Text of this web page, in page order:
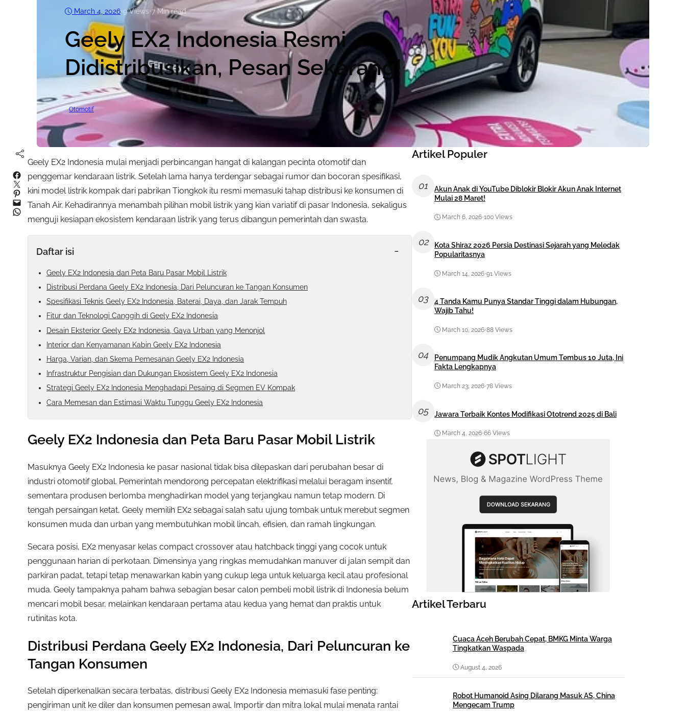
March 4, 2026•9Views•7 Min read
Geely EX2 Indonesia Resmi
Didistribusikan, Pesan Sekarang!
Otomotif
Facebook
Twitter
Pinterest
Mail
WhatsApp
Geely EX2 Indonesia mulai menjadi perbincangan hangat di kalangan pecinta otomotif dan
penggemar kendaraan listrik. Setelah lama hanya terdengar sebagai rumor dan bocoran spesifikasi,
kini model listrik kompak dari pabrikan Tiongkok itu resmi memasuki tahap distribusi ke konsumen di
Tanah Air. Kehadirannya menambah pilihan mobil listrik yang kian variatif di pasar Indonesia, sekaligus
menguji kesiapan ekosistem kendaraan listrik yang terus dibangun pemerintah dan swasta.
Daftar isi -
Geely EX2 Indonesia dan Peta Baru Pasar Mobil Listrik
Distribusi Perdana Geely EX2 Indonesia, Dari Peluncuran ke Tangan Konsumen
Spesifikasi Teknis Geely EX2 Indonesia, Baterai, Daya, dan Jarak Tempuh
Fitur dan Teknologi Canggih di Geely EX2 Indonesia
Desain Eksterior Geely EX2 Indonesia, Gaya Urban yang Menonjol
Interior dan Kenyamanan Kabin Geely EX2 Indonesia
Harga, Varian, dan Skema Pemesanan Geely EX2 Indonesia
Infrastruktur Pengisian dan Dukungan Ekosistem Geely EX2 Indonesia
Strategi Geely EX2 Indonesia Menghadapi Pesaing di Segmen EV Kompak
Cara Memesan dan Estimasi Waktu Tunggu Geely EX2 Indonesia
Geely EX2 Indonesia dan Peta Baru Pasar Mobil Listrik
Masuknya Geely EX2 Indonesia ke pasar nasional tidak bisa dilepaskan dari perubahan besar di
industri otomotif global. Pemerintah mendorong percepatan elektrifikasi melalui beragam insentif,
sementara produsen berlomba menghadirkan model yang terjangkau namun tetap modern. Di
tengah persaingan ketat, Geely memilih EX2 sebagai salah satu ujung tombak untuk merebut segmen
konsumen muda dan urban yang membutuhkan mobil lincah, efisien, dan ramah lingkungan.
Secara posisi, EX2 menyasar kelas compact crossover atau hatchback tinggi yang cocok untuk
penggunaan harian di perkotaan. Dimensinya yang ringkas memudahkan manuver di jalan sempit dan
parkiran padat, tetapi tetap menawarkan kabin yang cukup lega untuk keluarga kecil atau profesional
muda. Geely tampaknya paham bahwa sebagian besar calon pembeli mobil listrik di Indonesia belum
mencari mobil besar, melainkan kendaraan pertama atau kedua yang hemat dan praktis untuk
rutinitas kota.
Distribusi Perdana Geely EX2 Indonesia, Dari Peluncuran ke
Tangan Konsumen
Setelah diperkenalkan secara terbatas, distribusi Geely EX2 Indonesia memasuki fase penting:
pengiriman unit ke diler dan konsumen pemesan awal. Importir dan mitra lokal mulai menata rantai
Artikel Populer
01
Akun Anak di YouTube Diblokir Blokir Akun Anak Internet
Mulai 28 Maret!
March 6, 2026•100 Views
02
Kota Shiraz 2026 Persia Destinasi Sejarah yang Meledak
Popularitasnya
March 14, 2026•91 Views
03
4 Tanda Kamu Punya Standar Tinggi dalam Hubungan,
Wajib Tahu!
March 10, 2026•88 Views
04
Penumpang Mudik Angkutan Umum Tembus 10 Juta, Ini
Fakta Lengkapnya
March 23, 2026•78 Views
05 Jawara Terbaik Kontes Modifikasi Ototrend 2025 di Bali
March 4, 2026•66 Views
Artikel Terbaru
Cuaca Aceh Berubah Cepat, BMKG Minta Warga
Tingkatkan Waspada
August 4, 2026
Robot Humanoid Asing Dilarang Masuk AS, China
Mengecam Trump